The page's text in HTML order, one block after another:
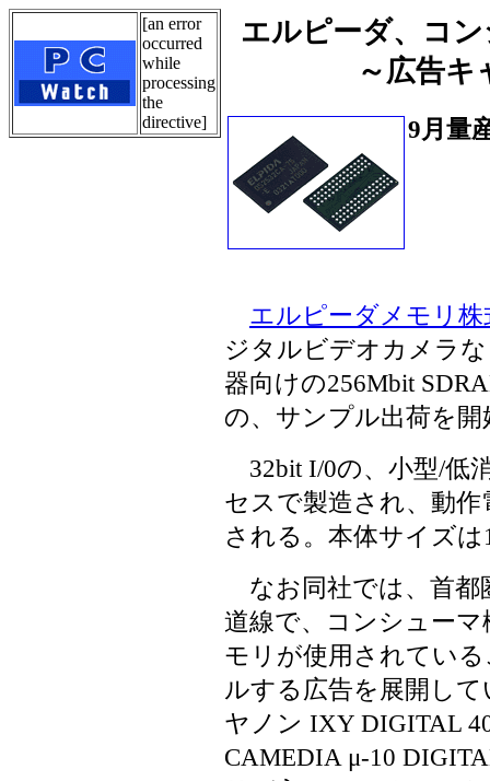
[an error
occurred
while
processing
the
directive]
エルピーダ、コ
～広告キ
9月量
エルピーダメモリ株
ジタルビデオカメラ
器向けの256Mbit
の、サンプル出荷を
32bit I/0の、小型/低
セスで製造され、動
される。本体サイズ
なお同社では、首都
道線で、コンシューマ
モリが使用されてい
ルする広告を展開し
ヤノン IXY DIGITAL
CAMEDIA μ-10